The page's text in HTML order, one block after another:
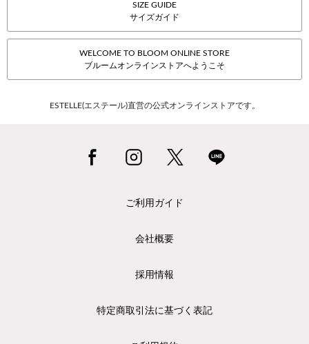
SIZE GUIDE
サイズガイド
WELCOME TO BLOOM ONLINE STORE
ブルームオンラインストアへようこそ
ESTELLE(エステール)直営の公式オンラインストアです。
ご利用ガイド
会社概要
採用情報
特定商取引法に基づく表記